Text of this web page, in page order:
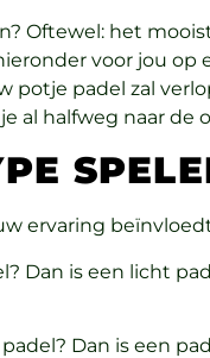
Oftewel: het
voor jou op
padel zal
al halfweg naar de
ervaring
Dan is een licht
Dan is een